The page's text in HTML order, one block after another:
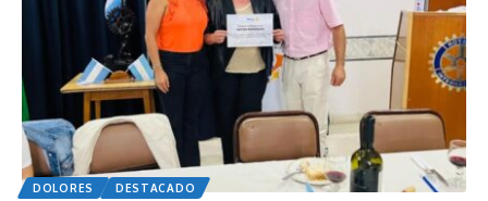
DOLORES DESTACADO